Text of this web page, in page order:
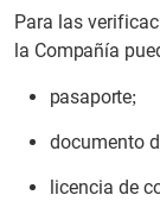
Para las
la Compañía
pasaporte;
documento
licencia de